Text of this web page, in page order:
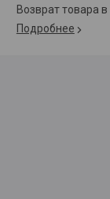
возврат товара
Подробнее